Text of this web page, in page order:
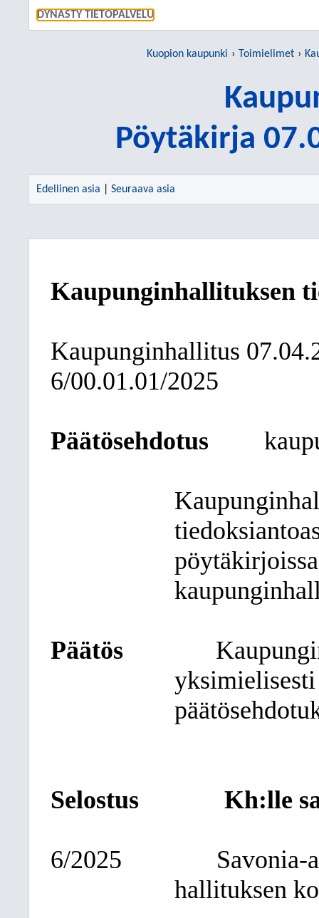
DYNASTY TIETOPALVELU
Kuopion kaupunki Toimielimet
Pöytäkirja
Edellinen asia Seuraava asia
Kaupunginhallituksen
Kaupunginhallitus
6/00.01.01/2025
Päätösehdotus
Päätös
Selostus Kh:lle
6/2025
Savonia-
hallituksen